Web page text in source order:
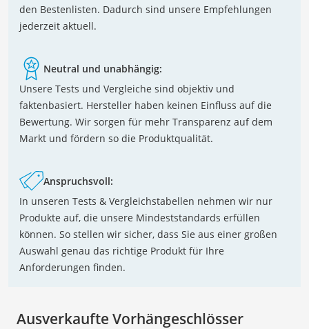
den Bestenlisten. Dadurch sind unsere Empfehlungen
jederzeit aktuell.
Neutral und unabhängig:
Unsere Tests und Vergleiche sind objektiv und
faktenbasiert. Hersteller haben keinen Einfluss auf die
Bewertung. Wir sorgen für mehr Transparenz auf dem
Markt und fördern so die Produktqualität.
Anspruchsvoll:
In unseren Tests & Vergleichstabellen nehmen wir nur
Produkte auf, die unsere Mindeststandards erfüllen
können. So stellen wir sicher, dass Sie aus einer großen
Auswahl genau das richtige Produkt für Ihre
Anforderungen finden.
Ausverkaufte Vorhängeschlösser